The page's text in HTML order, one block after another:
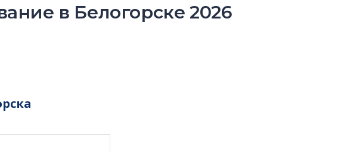
в Белогорске 2026